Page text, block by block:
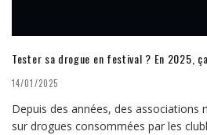
Tester sa drogue en festival ? En 2025,
14/01/2025
Depuis des années, des associations
sur drogues consommées par les